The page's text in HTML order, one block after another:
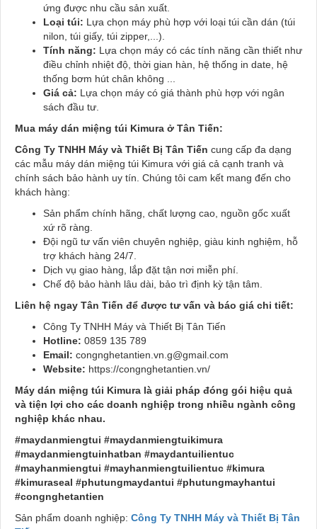
ứng được nhu cầu sản xuất.
Loại túi: Lựa chọn máy phù hợp với loại túi cần dán (túi
nilon, túi giấy, túi zipper,...).
Tính năng: Lựa chọn máy có các tính năng cần thiết như
điều chỉnh nhiệt độ, thời gian hàn, hệ thống in date, hệ
thống bơm hút chân không ...
Giá cả: Lựa chọn máy có giá thành phù hợp với ngân
sách đầu tư.
Mua máy dán miệng túi Kimura ở Tân Tiến:
Công Ty TNHH Máy và Thiết Bị Tân Tiến cung cấp đa dạng
các mẫu máy dán miệng túi Kimura với giá cả cạnh tranh và
chính sách bảo hành uy tín. Chúng tôi cam kết mang đến cho
khách hàng:
Sản phẩm chính hãng, chất lượng cao, nguồn gốc xuất
xứ rõ ràng.
Đội ngũ tư vấn viên chuyên nghiệp, giàu kinh nghiệm, hỗ
trợ khách hàng 24/7.
Dịch vụ giao hàng, lắp đặt tận nơi miễn phí.
Chế độ bảo hành lâu dài, bảo trì định kỳ tận tâm.
Liên hệ ngay Tân Tiến để được tư vấn và báo giá chi tiết:
Công Ty TNHH Máy và Thiết Bị Tân Tiến
Hotline: 0859 135 789
Email: congnghetantien.vn.g@gmail.com
Website: https://congnghetantien.vn/
Máy dán miệng túi Kimura là giải pháp đóng gói hiệu quả
và tiện lợi cho các doanh nghiệp trong nhiều ngành công
nghiệp khác nhau.
#maydanmiengtui #maydanmiengtuikimura
#maydanmiengtuinhatban #maydantuilientuc
#mayhanmiengtui #mayhanmiengtuilientuc #kimura
#kimuraseal #phutungmaydantui #phutungmayhantui
#congnghetantien
Sản phẩm doanh nghiệp: Công Ty TNHH Máy và Thiết Bị Tân